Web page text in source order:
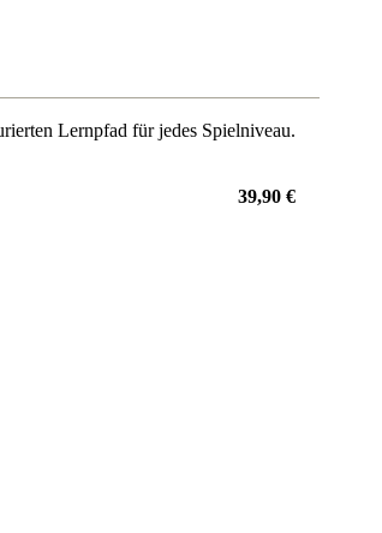
Lernpfad für jedes Spielniveau.
39,90 €